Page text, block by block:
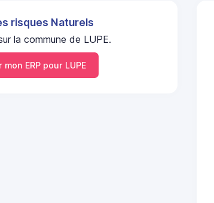
risques Naturels
la commune de LUPE.
ERP pour LUPE